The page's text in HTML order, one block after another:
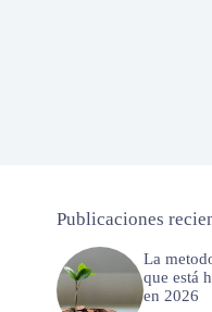
Publicaciones
La
que está
en 2026